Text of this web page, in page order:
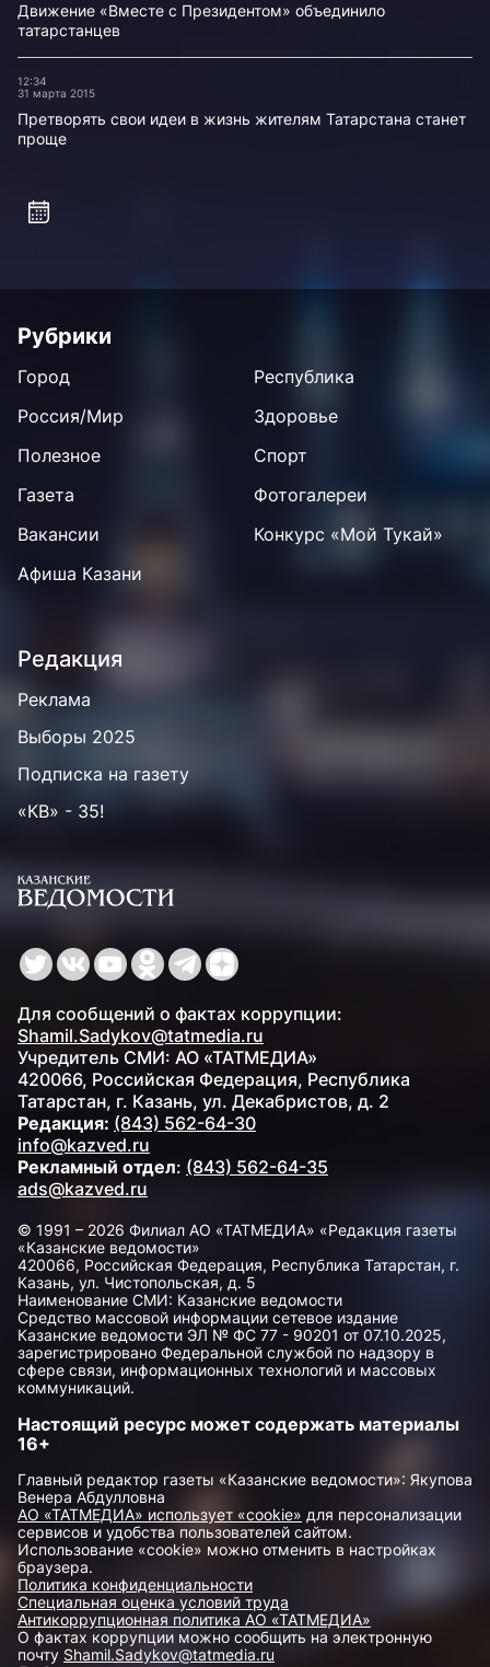
Движение «Вместе с Президентом» объединило
татарстанцев
12:34
31 марта 2015
Претворять свои идеи в жизнь жителям Татарстана станет
проще
Рубрики
Город
Республика
Россия/Мир
Здоровье
Полезное
Спорт
Газета
Фотогалереи
Вакансии
Конкурс «Мой Тукай»
Афиша Казани
Редакция
Реклама
Выборы 2025
Подписка на газету
«КВ» - 35!
Для сообщений о фактах коррупции:
Shamil.Sadykov@tatmedia.ru
Учредитель СМИ: АО «ТАТМЕДИА»
420066, Российская Федерация, Республика
Татарстан, г. Казань, ул. Декабристов, д. 2
Редакция: (843) 562-64-30
info@kazved.ru
Рекламный отдел: (843) 562-64-35
ads@kazved.ru
© 1991 – 2026 Филиал АО «ТАТМЕДИА» «Редакция газеты
«Казанские ведомости»
420066, Российская Федерация, Республика Татарстан, г.
Казань, ул. Чистопольская, д. 5
Наименование СМИ: Казанские ведомости
Средство массовой информации сетевое издание
Казанские ведомости ЭЛ № ФС 77 - 90201 от 07.10.2025,
зарегистрировано Федеральной службой по надзору в
сфере связи, информационных технологий и массовых
коммуникаций.
Настоящий ресурс может содержать материалы
16+
Главный редактор газеты «Казанские ведомости»: Якупова
Венера Абдулловна
АО «ТАТМЕДИА» использует «cookie» для персонализации
сервисов и удобства пользователей сайтом.
Использование «cookie» можно отменить в настройках
браузера.
Политика конфиденциальности
Специальная оценка условий труда
Антикоррупционная политика АО «ТАТМЕДИА»
О фактах коррупции можно сообщить на электронную
почту Shamil.Sadykov@tatmedia.ru